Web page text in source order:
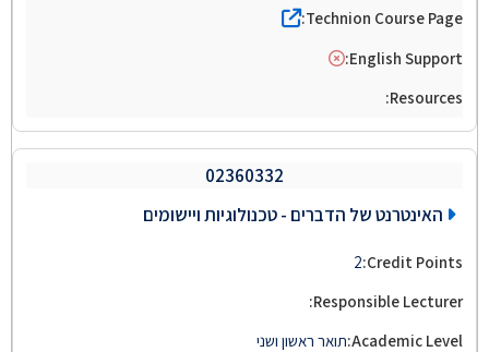
02360332
האינטרנט של הדברים - טכנולוגיות ויישומים
2
תואר ראשון ושני